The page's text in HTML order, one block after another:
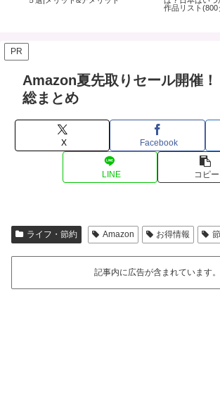
作品リスト(800
PR
Amazon夏先取りセール開催
総まとめ
X Facebook
LINE コピー
ライフ・節約 Amazon お得情報
記事内に広告が含まれています。